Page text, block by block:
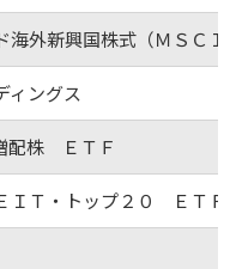
海外新興国株式（ＭＳＣ
ィングス
配株 ＥＴＦ
Ｔ・トップ２０ ＥＴＦ